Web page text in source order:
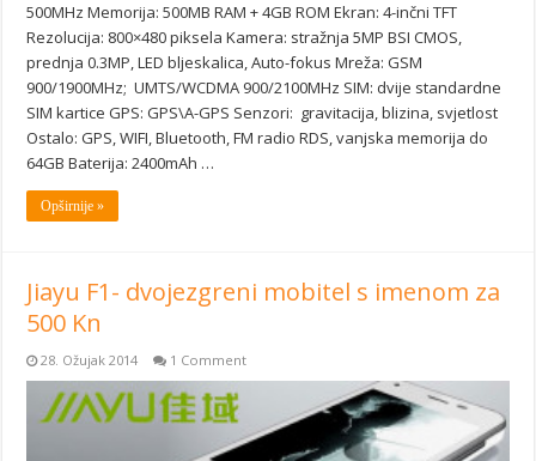
500MHz Memorija: 500MB RAM + 4GB ROM Ekran: 4-inčni TFT
Rezolucija: 800×480 piksela Kamera: stražnja 5MP BSI CMOS,
prednja 0.3MP, LED bljeskalica, Auto-fokus Mreža: GSM
900/1900MHz; UMTS/WCDMA 900/2100MHz SIM: dvije standardne
SIM kartice GPS: GPS\A-GPS Senzori: gravitacija, blizina, svjetlost
Ostalo: GPS, WIFI, Bluetooth, FM radio RDS, vanjska memorija do
64GB Baterija: 2400mAh …
Opširnije »
Jiayu F1- dvojezgreni mobitel s imenom za
500 Kn
28. Ožujak 2014 1 Comment